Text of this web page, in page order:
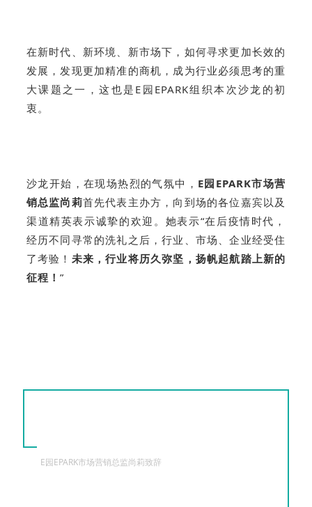
在新时代、新环境、新市场下，如何寻求更加长效的
发展，发现更加精准的商机，成为行业必须思考的重
大课题之一，这也是E园EPARK组织本次沙龙的初
衷。
沙龙开始，在现场热烈的气氛中， E园EPARK市场营
销总监尚莉首先代表主办方，向到场的各位嘉宾以及
渠道精英表示诚挚的欢迎。她表示“在后疫情时代，
经历不同寻常的洗礼之后，行业、市场、企业经受住
了考验！ 未来，行业将历久弥坚，扬帆起航踏上新的
征程！ ”
E园EPARK市场营销总监尚莉致辞